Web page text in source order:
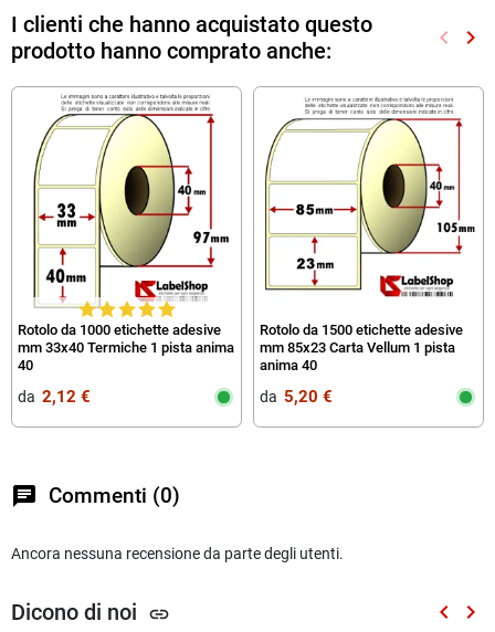
I clienti che hanno acquistato questo
prodotto hanno comprato anche:
keyboard_arrow_left keyboard_arrow_right
Rotolo da 1000 etichette adesive
mm 33x40 Termiche 1 pista anima
40
da‎ ‎ 2,12 €
Rotolo da 1500 etichette adesive
mm 85x23 Carta Vellum 1 pista
anima 40
da‎ ‎ 5,20 €
chat Commenti (0)
Ancora nessuna recensione da parte degli utenti.
Dicono di noi link keyboard_arrow_left keyboard_arrow_right